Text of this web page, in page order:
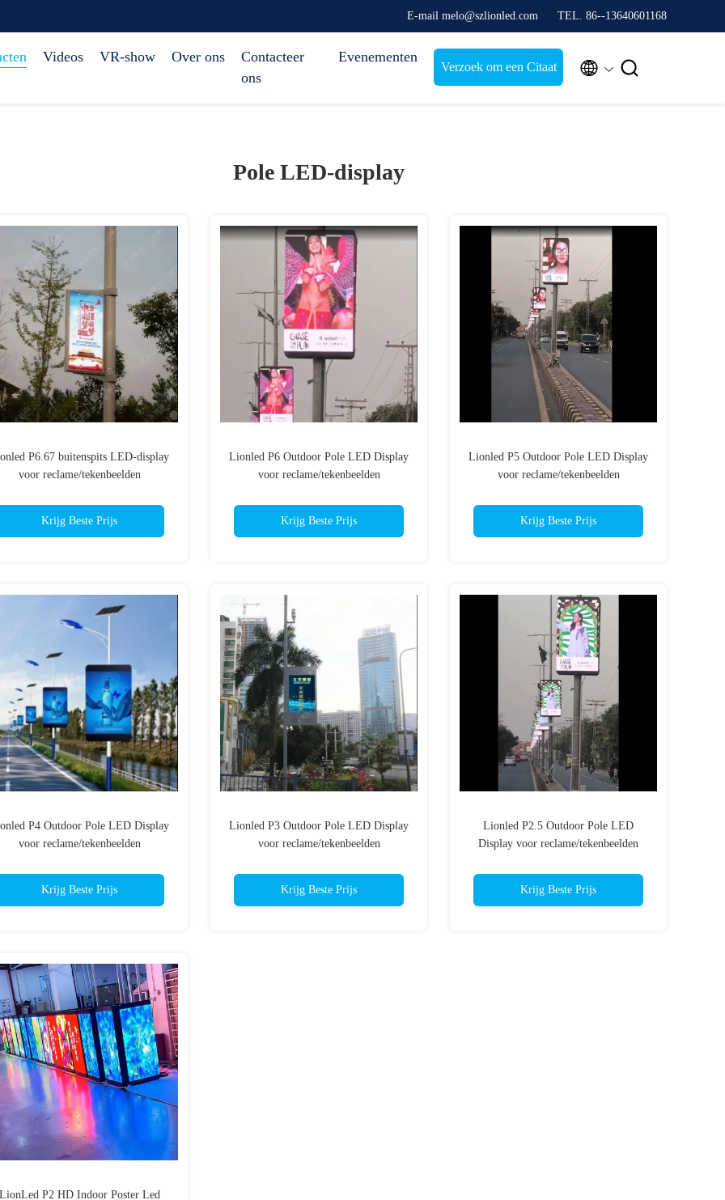
E-mail melo@szlionled.com TEL. 86--13640601168
Videos VR-show Over ons
Contacteer
ons
Evenementen
Verzoek om een Citaat  
Pole LED-display
P6.67 buitenspits LED-display
voor reclame/tekenbeelden
Krijg Beste Prijs
Lionled P6 Outdoor Pole LED Display
voor reclame/tekenbeelden
Krijg Beste Prijs
Lionled P5 Outdoor Pole LED Display
voor reclame/tekenbeelden
Krijg Beste Prijs
P4 Outdoor Pole LED Display
voor reclame/tekenbeelden
Krijg Beste Prijs
Lionled P3 Outdoor Pole LED Display
voor reclame/tekenbeelden
Krijg Beste Prijs
Lionled P2.5 Outdoor Pole LED
Display voor reclame/tekenbeelden
Krijg Beste Prijs
P2 HD Indoor Poster Led